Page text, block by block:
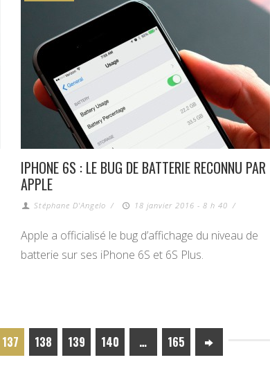
IPHONE 6S : LE BUG DE BATTERIE RECONNU PAR
APPLE
Stéphane D'Angelo / 18 janvier 2016 - 8 h 40 /
Apple a officialisé le bug d’affichage du niveau de
batterie sur ses iPhone 6S et 6S Plus.
137 138 139 140 … 165